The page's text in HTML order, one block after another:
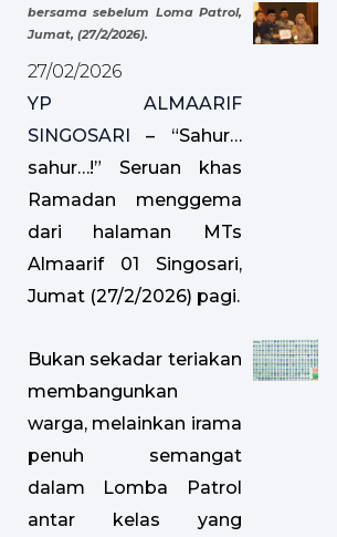
bersama sebelum Loma Patrol,
Jumat, (27/2/2026).
27/02/2026
YP ALMAARIF
SINGOSARI – “Sahur…
sahur…!” Seruan khas
Ramadan menggema
dari halaman MTs
Almaarif 01 Singosari,
Jumat (27/2/2026) pagi.
Bukan sekadar teriakan
membangunkan
warga, melainkan irama
penuh semangat
dalam Lomba Patrol
antar kelas yang